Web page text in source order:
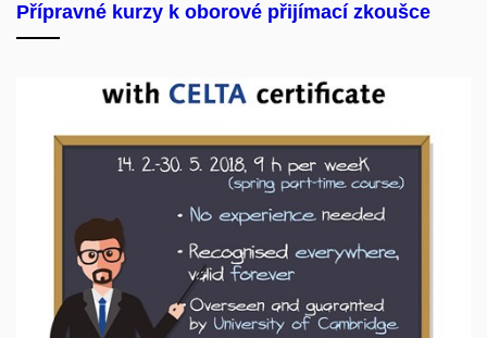
Přípravné kurzy k oborové přijímací zkoušce